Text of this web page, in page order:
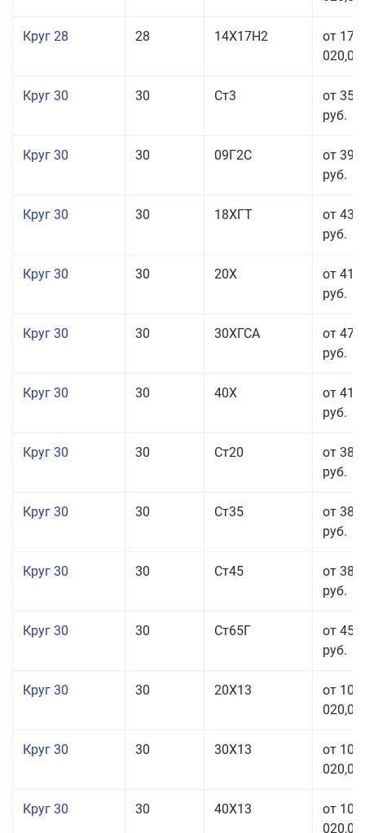
Круг 28 28 14Х17Н2
от 179
020,00
Круг 30 30 Ст3
от 35
руб.
Круг 30 30 09Г2С
от 39
руб.
Круг 30 30 18ХГТ
от 43
руб.
Круг 30 30 20Х
от 41
руб.
Круг 30 30 30ХГСА
от 47
руб.
Круг 30 30 40Х
от 41
руб.
Круг 30 30 Ст20
от 38
руб.
Круг 30 30 Ст35
от 38
руб.
Круг 30 30 Ст45
от 38
руб.
Круг 30 30 Ст65Г
от 45
руб.
Круг 30 30 20Х13
от 101
020,00
Круг 30 30 30Х13
от 101
020,00
Круг 30 30 40Х13
от 101
020,00